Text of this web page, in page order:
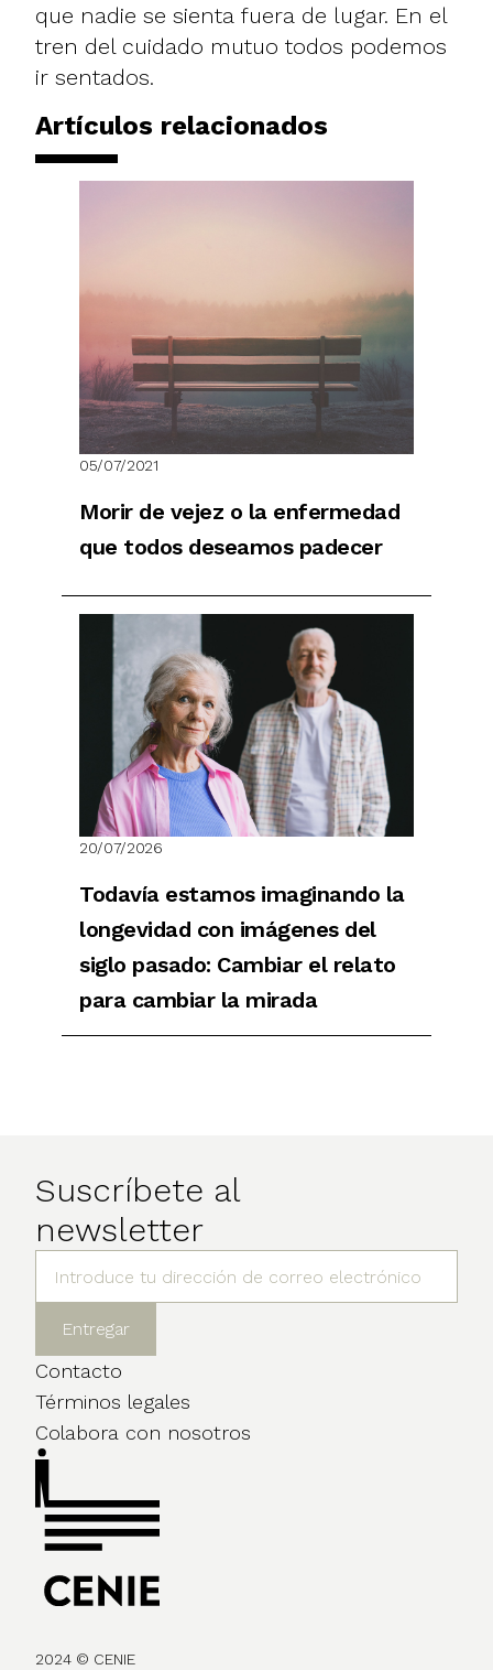
que nadie se sienta fuera de lugar. En el
tren del cuidado mutuo todos podemos
ir sentados.
Artículos relacionados
05/07/2021
Morir de vejez o la enfermedad
que todos deseamos padecer
20/07/2026
Todavía estamos imaginando la
longevidad con imágenes del
siglo pasado: Cambiar el relato
para cambiar la mirada
Suscríbete al
newsletter
Contacto
Términos legales
Colabora con nosotros
2024 © CENIE